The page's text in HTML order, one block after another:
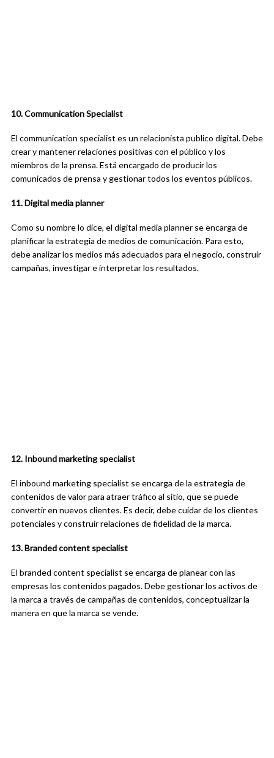
10. Communication Specialist
El communication specialist es un relacionista publico digital. Debe
crear y mantener relaciones positivas con el público y los
miembros de la prensa. Está encargado de producir los
comunicados de prensa y gestionar todos los eventos públicos.
11. Digital media planner
Como su nombre lo dice, el digital media planner se encarga de
planificar la estrategia de medios de comunicación. Para esto,
debe analizar los medios más adecuados para el negocio, construir
campañas, investigar e interpretar los resultados.
12. Inbound marketing specialist
El inbound marketing specialist se encarga de la estrategia de
contenidos de valor para atraer tráfico al sitio, que se puede
convertir en nuevos clientes. Es decir, debe cuidar de los clientes
potenciales y construir relaciones de fidelidad de la marca.
13. Branded content specialist
El branded content specialist se encarga de planear con las
empresas los contenidos pagados. Debe gestionar los activos de
la marca a través de campañas de contenidos, conceptualizar la
manera en que la marca se vende.